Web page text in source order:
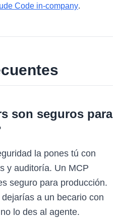
Code in-company.
son seguros para
la pones tú con
y auditoría. Un MCP
seguro para producción.
a un becario con
lo des al agente.